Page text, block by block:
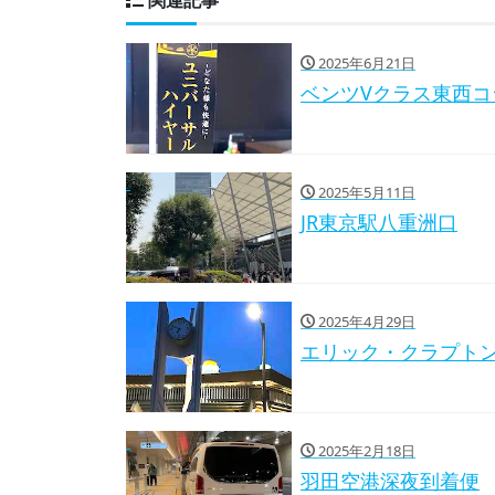
2025年6月21日
ベンツVクラス東西
2025年5月11日
JR東京駅八重洲口
2025年4月29日
エリック・クラプト
2025年2月18日
羽田空港深夜到着便